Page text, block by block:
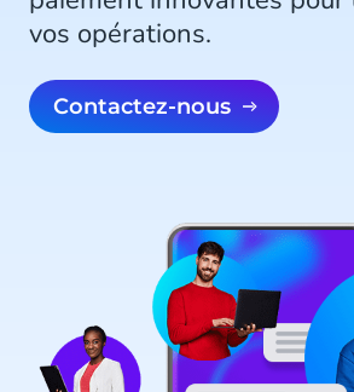
vos opérations.
Contactez-nous